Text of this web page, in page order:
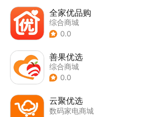
全家优品购
综合商城
0.0
善果优选
综合商城
0.0
云聚优选
数码家电商城